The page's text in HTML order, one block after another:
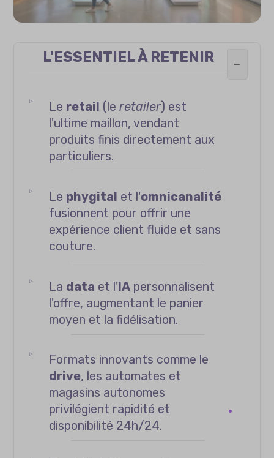
L'ESSENTIEL À RETENIR −
Le retail (leretailer) est
l'ultime maillon, vendant
produits finis directement aux
particuliers.
Le phygital et l'omnicanalité
fusionnent pour offrir une
expérience client fluide et sans
couture.
La data et l'IA personnalisent
l'offre, augmentant le panier
moyen et la fidélisation.
Formats innovants comme le
drive, les automates et
magasins autonomes
privilégient rapidité et
disponibilité 24h/24.